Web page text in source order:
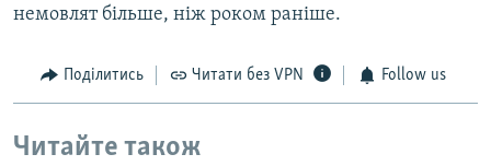
немовлят більше, ніж роком раніше.
Поділитись Читати без VPN Follow us
Читайте також